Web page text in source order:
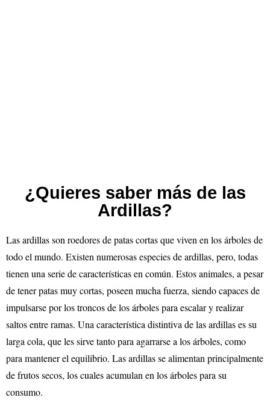
¿Quieres saber más de las
Ardillas?
Las ardillas son roedores de patas cortas que viven en los árboles de
todo el mundo. Existen numerosas especies de ardillas, pero, todas
tienen una serie de características en común. Estos animales, a pesar
de tener patas muy cortas, poseen mucha fuerza, siendo capaces de
impulsarse por los troncos de los árboles para escalar y realizar
saltos entre ramas. Una característica distintiva de las ardillas es su
larga cola, que les sirve tanto para agarrarse a los árboles, como
para mantener el equilibrio. Las ardillas se alimentan principalmente
de frutos secos, los cuales acumulan en los árboles para su
consumo.